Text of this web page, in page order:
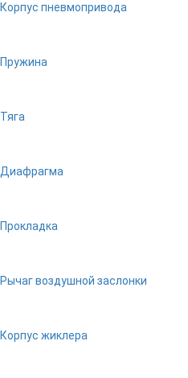
Корпус пневмопривода
Пружина
Тяга
Диафрагма
Прокладка
Рычаг воздушной заслонки
Корпус жиклера